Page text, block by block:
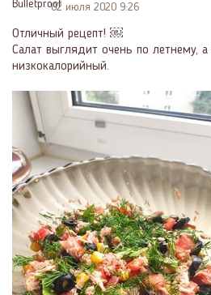
02 июля 2020 9:26
Отличный рецепт! ￼
Салат выглядит очень по летнему, а
низкокалорийный.